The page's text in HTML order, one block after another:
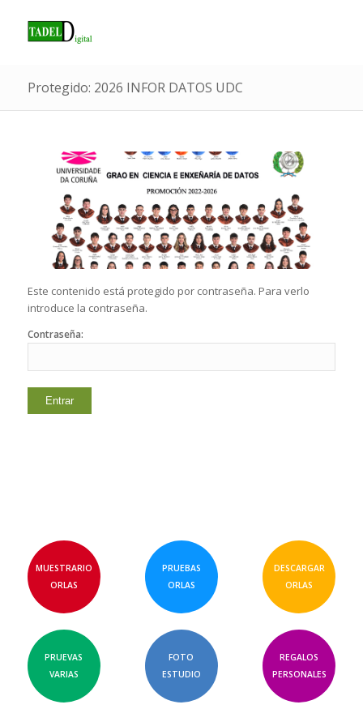
Protegido: 2026 INFOR DATOS UDC
Este contenido está protegido por contraseña. Para verlo
introduce la contraseña.
Contraseña:
MUESTRARIO
ORLAS
PRUEBAS
ORLAS
DESCARGAR
ORLAS
PRUEVAS
VARIAS
FOTO
ESTUDIO
REGALOS
PERSONALES